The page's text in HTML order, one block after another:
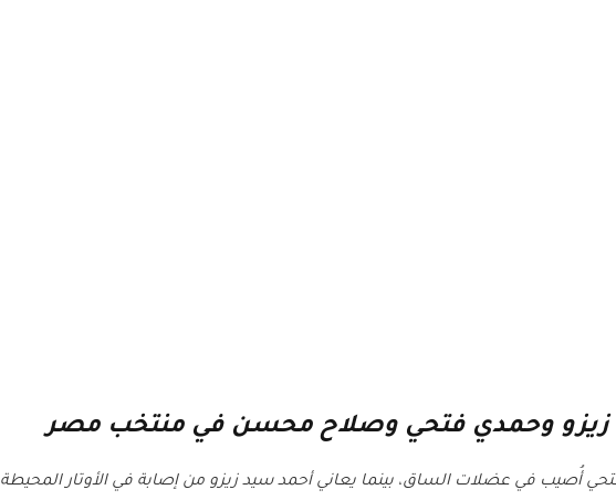
زيزو وحمدي فتحي وصلاح محسن في منتخب مصر
أُصيب في عضلات الساق، بينما يعاني أحمد سيد زيزو من إصابة في الأوتار المحيطة